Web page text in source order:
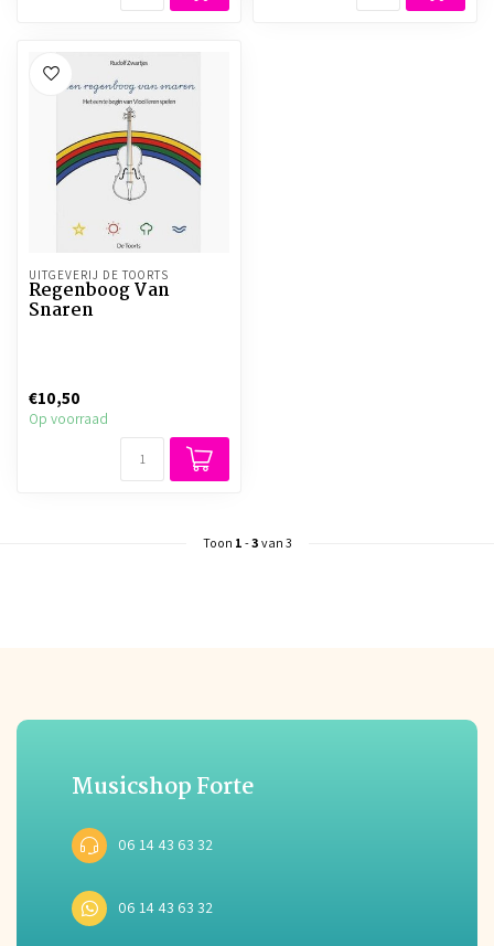
UITGEVERIJ DE TOORTS
Regenboog Van
Snaren
€10,50
Op voorraad
Toon 1 -3 van 3
Musicshop Forte
06 14 43 63 32
06 14 43 63 32